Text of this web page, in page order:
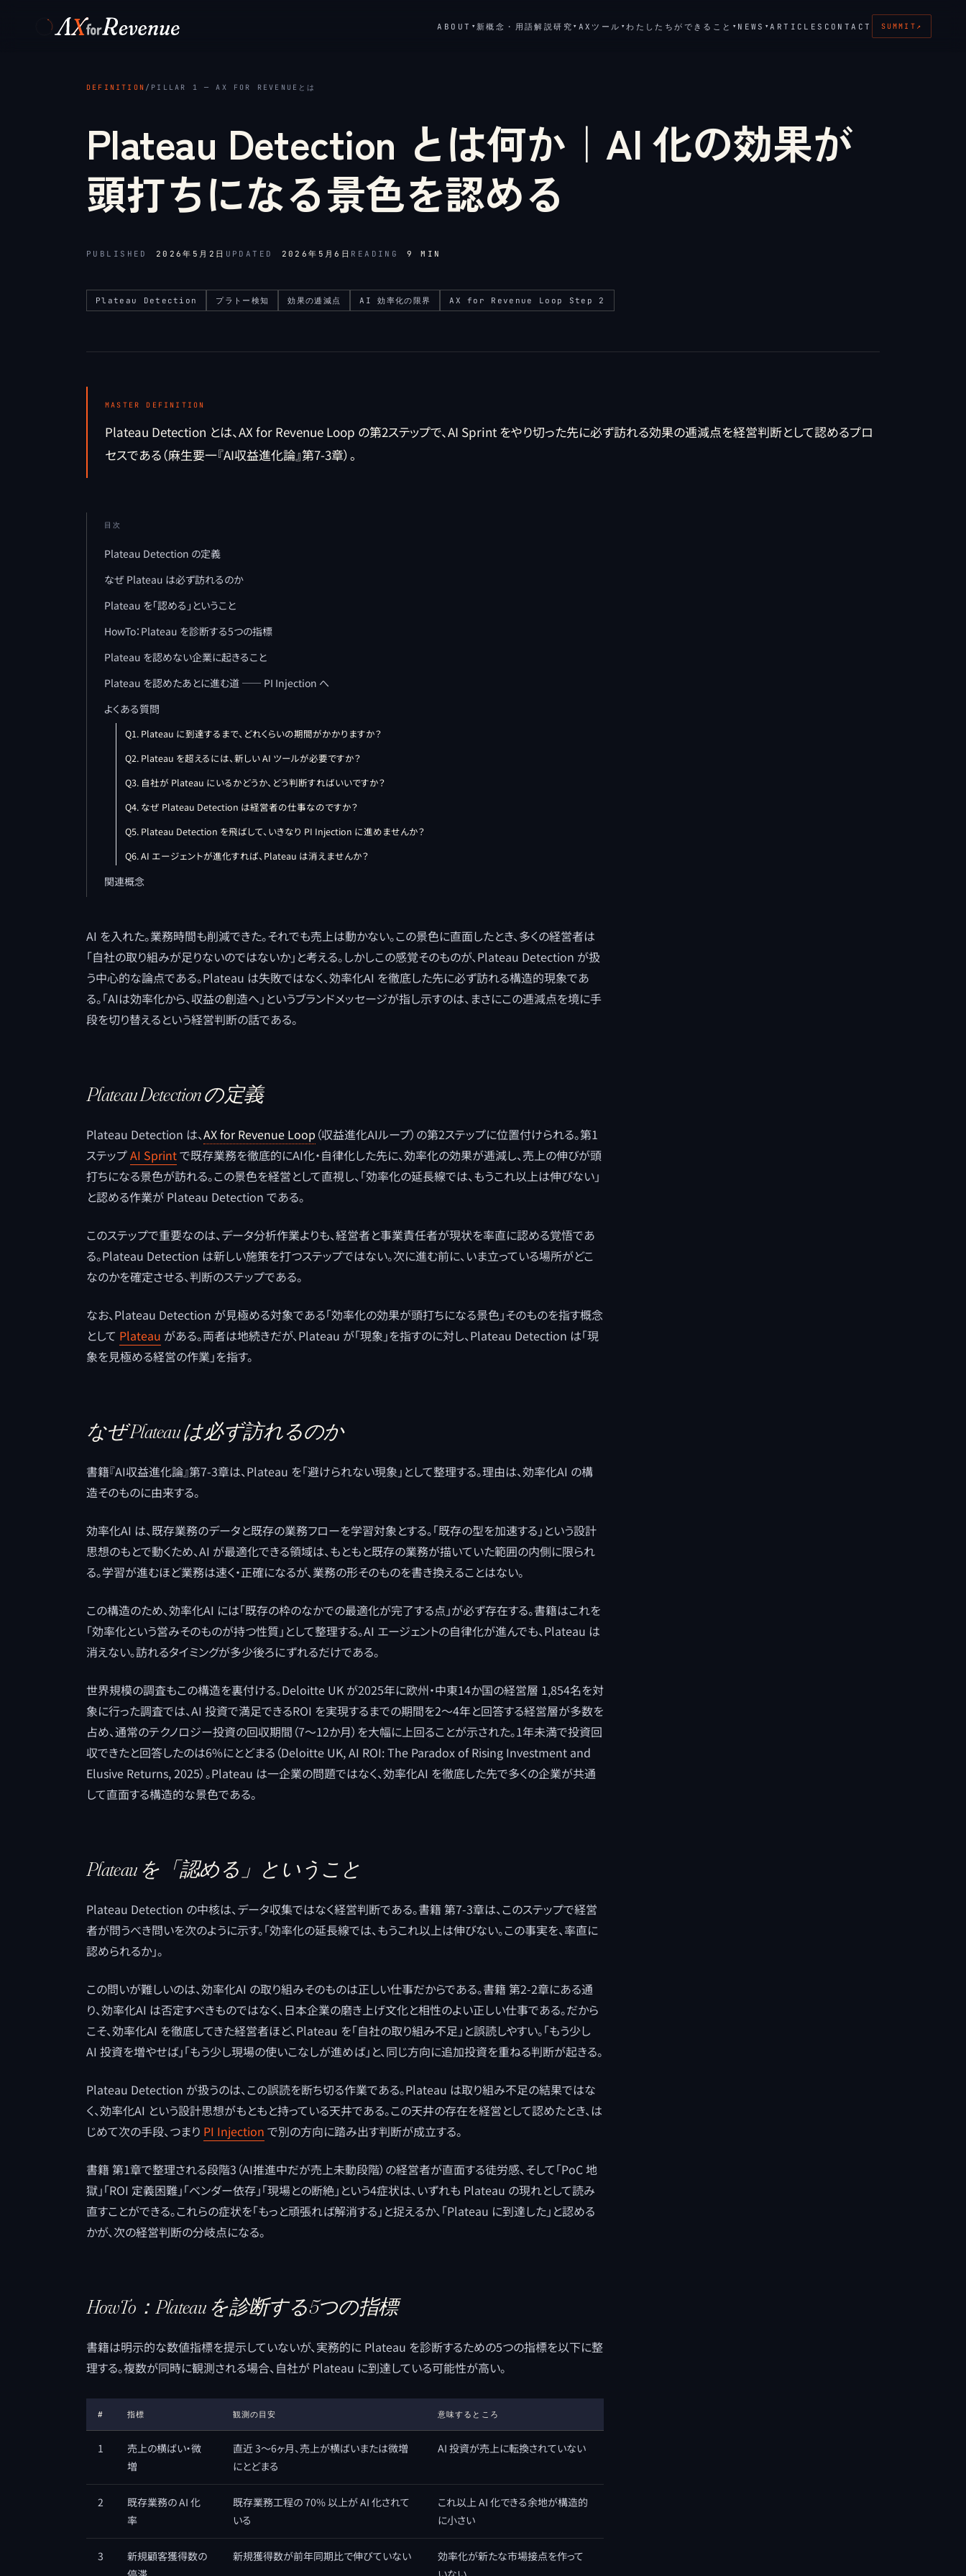
ABOUT ▾ 新概念・用語解説研究 ▾ AXツール ▾ わたしたちができること ▾ NEWS ▾ ARTICLES CONTACT SUMMIT ↗
DEFINITION / PILLAR 1 ─ AX FOR REVENUEとは
Plateau Detection とは何か｜AI 化の効果が
頭打ちになる景色を認める
PUBLISHED 2026年5月2日 UPDATED 2026年5月6日 READING 9 MIN
Plateau Detection プラトー検知 効果の逓減点 AI 効率化の限界 AX for Revenue Loop Step 2
MASTER DEFINITION
Plateau Detection とは、AX for Revenue Loop の第2ステップで、AI Sprint をやり切った先に必ず訪れる効果の逓減点を経営判断として認めるプロ
セスである（麻生要一『AI収益進化論』第7-3章）。
目次
Plateau Detection の定義
なぜ Plateau は必ず訪れるのか
Plateau を「認める」ということ
HowTo：Plateau を診断する5つの指標
Plateau を認めない企業に起きること
Plateau を認めたあとに進む道 ―― PI Injection へ
よくある質問
Q1. Plateau に到達するまで、どれくらいの期間がかかりますか？
Q2. Plateau を超えるには、新しい AI ツールが必要ですか？
Q3. 自社が Plateau にいるかどうか、どう判断すればいいですか？
Q4. なぜ Plateau Detection は経営者の仕事なのですか？
Q5. Plateau Detection を飛ばして、いきなり PI Injection に進めませんか？
Q6. AI エージェントが進化すれば、Plateau は消えませんか？
関連概念
AI を入れた。業務時間も削減できた。それでも売上は動かない。この景色に直面したとき、多くの経営者は
「自社の取り組みが足りないのではないか」と考える。しかしこの感覚そのものが、Plateau Detection が扱
う中心的な論点である。Plateau は失敗ではなく、効率化AI を徹底した先に必ず訪れる構造的現象であ
る。「AIは効率化から、収益の創造へ」というブランドメッセージが指し示すのは、まさにこの逓減点を境に手
段を切り替えるという経営判断の話である。
Plateau Detection の定義
Plateau Detection は、AX for Revenue Loop （収益進化AIループ）の第2ステップに位置付けられる。第1
ステップAI Sprintで既存業務を徹底的にAI化・自律化した先に、効率化の効果が逓減し、売上の伸びが頭
打ちになる景色が訪れる。この景色を経営として直視し、「効率化の延長線では、もうこれ以上は伸びない」
と認める作業が Plateau Detection である。
このステップで重要なのは、データ分析作業よりも、経営者と事業責任者が現状を率直に認める覚悟であ
る。Plateau Detection は新しい施策を打つステップではない。次に進む前に、いま立っている場所がどこ
なのかを確定させる、判断のステップである。
なお、Plateau Detection が見極める対象である「効率化の効果が頭打ちになる景色」そのものを指す概念
として Plateau がある。両者は地続きだが、Plateau が「現象」を指すのに対し、Plateau Detection は「現
象を見極める経営の作業」を指す。
なぜ Plateau は必ず訪れるのか
書籍『AI収益進化論』第7-3章は、Plateau を「避けられない現象」として整理する。理由は、効率化AI の構
造そのものに由来する。
効率化AI は、既存業務のデータと既存の業務フローを学習対象とする。「既存の型を加速する」という設計
思想のもとで動くため、AI が最適化できる領域は、もともと既存の業務が描いていた範囲の内側に限られ
る。学習が進むほど業務は速く・正確になるが、業務の形そのものを書き換えることはない。
この構造のため、効率化AI には「既存の枠のなかでの最適化が完了する点」が必ず存在する。書籍はこれを
「効率化という営みそのものが持つ性質」として整理する。AI エージェントの自律化が進んでも、Plateau は
消えない。訪れるタイミングが多少後ろにずれるだけである。
世界規模の調査もこの構造を裏付ける。Deloitte UK が2025年に欧州・中東14か国の経営層 1,854名を対
象に行った調査では、AI 投資で満足できるROI を実現するまでの期間を2〜4年と回答する経営層が多数を
占め、通常のテクノロジー投資の回収期間（7〜12か月）を大幅に上回ることが示された。1年未満で投資回
収できたと回答したのは6%にとどまる（Deloitte UK, AI ROI: The Paradox of Rising Investment and
Elusive Returns, 2025）。Plateau は一企業の問題ではなく、効率化AI を徹底した先で多くの企業が共通
して直面する構造的な景色である。
Plateau を「認める」ということ
Plateau Detection の中核は、データ収集ではなく経営判断である。書籍 第7-3章は、このステップで経営
者が問うべき問いを次のように示す。「効率化の延長線では、もうこれ以上は伸びない。この事実を、率直に
認められるか」。
この問いが難しいのは、効率化AI の取り組みそのものは正しい仕事だからである。書籍 第2-2章にある通
り、効率化AI は否定すべきものではなく、日本企業の磨き上げ文化と相性のよい正しい仕事である。だから
こそ、効率化AI を徹底してきた経営者ほど、Plateau を「自社の取り組み不足」と誤読しやすい。「もう少し
AI 投資を増やせば」「もう少し現場の使いこなしが進めば」と、同じ方向に追加投資を重ねる判断が起きる。
Plateau Detection が扱うのは、この誤読を断ち切る作業である。Plateau は取り組み不足の結果ではな
く、効率化AI という設計思想がもともと持っている天井である。この天井の存在を経営として認めたとき、は
じめて次の手段、つまり PI Injection で別の方向に踏み出す判断が成立する。
書籍 第1章で整理される段階3（AI推進中だが売上未動段階）の経営者が直面する徒労感、そして「PoC 地
獄」「ROI 定義困難」「ベンダー依存」「現場との断絶」という4症状は、いずれも Plateau の現れとして読み
直すことができる。これらの症状を「もっと頑張れば解消する」と捉えるか、「Plateau に到達した」と認める
かが、次の経営判断の分岐点になる。
HowTo：Plateau を診断する5つの指標
書籍は明示的な数値指標を提示していないが、実務的に Plateau を診断するための5つの指標を以下に整
理する。複数が同時に観測される場合、自社が Plateau に到達している可能性が高い。
# 指標 観測の目安 意味するところ
1
売上の横ばい・微
増
直近 3〜6ヶ月、売上が横ばいまたは微増
にとどまる
AI 投資が売上に転換されていない
2
既存業務の AI 化
率
既存業務工程の 70% 以上が AI 化されて
いる
これ以上 AI 化できる余地が構造的
に小さい
3
新規顧客獲得数の
新規獲得数が前年同期比で伸びていない
効率化が新たな市場接点を作って